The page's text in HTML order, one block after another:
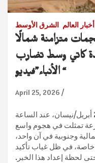
الشرق الأوسط أخبار العالم
متزامنة شمالًا
كاتي وسط تضارب
الأنباء”فيديو “
April 25, 2026
شهدت دولة مالي فجر اليوم السبت 25 أبريل/نيسان، عند الساعة
تمثلت في هجوم واسع
وجنوبية في آن واحد،
خاصة، في ظل غياب تأكيد
لحظة إعداد هذا الخبر.